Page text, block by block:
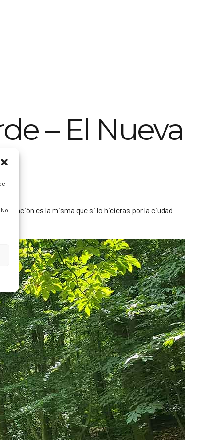
– El Nueva
es la misma que si lo hicieras por la ciudad